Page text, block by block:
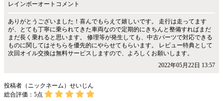
レインボーオートコメント
ありがとうございました！喜んでもらえて嬉しいです。 走行は走ってます
が、とても丁寧に乗られてきた車両なので定期的にきちんと整備すればまだ
まだ長く乗れると思います。 修理等が発生しても、中古パーツで対応できる
ものに関してはそちらを優先的にやらせてもらいます。 レビュー特典として
次回オイル交換は無料サービスしますので、よろしくお願いします。
2022年05月22日 13:57
投稿者（ニックネーム）せいじん
総合評価： 5点